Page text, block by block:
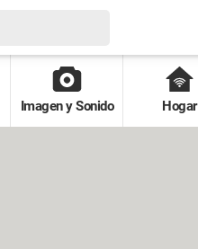
Imagen y Sonido Hogar